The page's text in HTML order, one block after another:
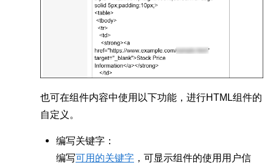
也可在组件内容中使用以下功能，进行HTML组件的
自定义。
编写关键字：
编写可用的关键字 ，可显示组件的使用用户信